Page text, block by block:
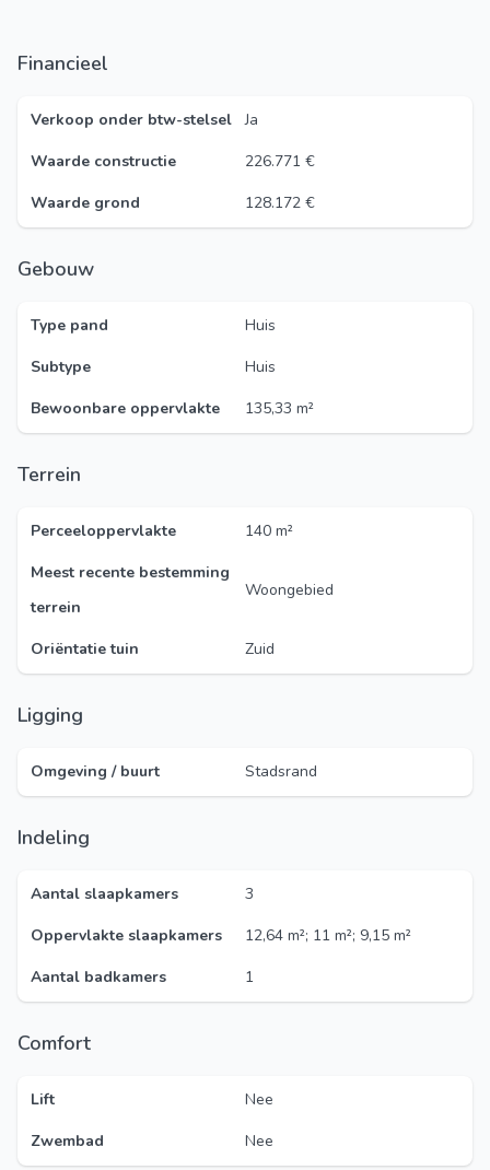
Financieel
Verkoop onder btw-stelsel
Ja
Waarde constructie
226.771 €
Waarde grond
128.172 €
Gebouw
Type pand
Huis
Subtype
Huis
Bewoonbare oppervlakte
135,33 m²
Terrein
Perceeloppervlakte
140 m²
Meest recente bestemming
terrein
Woongebied
Oriëntatie tuin Zuid
Ligging
Omgeving / buurt Stadsrand
Indeling
Aantal slaapkamers
3
Oppervlakte slaapkamers
12,64 m²; 11 m²; 9,15 m²
Aantal badkamers
1
Comfort
Lift
Nee
Zwembad
Nee